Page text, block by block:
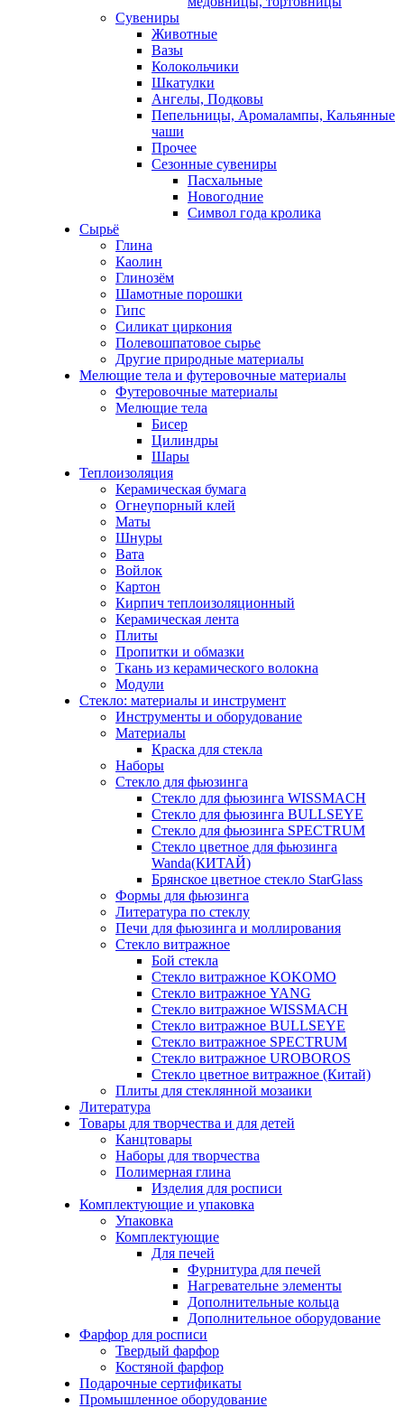
Сувениры
Животные
Вазы
Колокольчики
Шкатулки
Ангелы, Подковы
Пепельницы, Аромалампы, Кальянные
чаши
Прочее
Сезонные сувениры
Пасхальные
Новогодние
Символ года кролика
Сырьё
Глина
Каолин
Глинозём
Шамотные порошки
Гипс
Силикат циркония
Полевошпатовое сырье
Другие природные материалы
Мелющие тела и футеровочные материалы
Футеровочные материалы
Мелющие тела
Бисер
Цилиндры
Шары
Теплоизоляция
Керамическая бумага
Огнеупорный клей
Маты
Шнуры
Вата
Войлок
Картон
Кирпич теплоизоляционный
Керамическая лента
Плиты
Пропитки и обмазки
Ткань из керамического волокна
Модули
Стекло: материалы и инструмент
Инструменты и оборудование
Материалы
Краска для стекла
Наборы
Стекло для фьюзинга
Стекло для фьюзинга WISSMACH
Стекло для фьюзинга BULLSEYE
Стекло для фьюзинга SPECTRUM
Стекло цветное для фьюзинга
Wanda(КИТАЙ)
Брянское цветное стекло StarGlass
Формы для фьюзинга
Литература по стеклу
Печи для фьюзинга и моллирования
Стекло витражное
Бой стекла
Стекло витражное KOKOMO
Стекло витражное YANG
Стекло витражное WISSMACH
Стекло витражное BULLSEYE
Стекло витражное SPECTRUM
Стекло витражное UROBOROS
Стекло цветное витражное (Китай)
Плиты для стеклянной мозаики
Литература
Товары для творчества и для детей
Канцтовары
Наборы для творчества
Полимерная глина
Изделия для росписи
Комплектующие и упаковка
Упаковка
Комплектующие
Для печей
Фурнитура для печей
Нагревательне элементы
Дополнительные кольца
Дополнительное оборудование
Фарфор для росписи
Твердый фарфор
Костяной фарфор
Подарочные сертификаты
Промышленное оборудование